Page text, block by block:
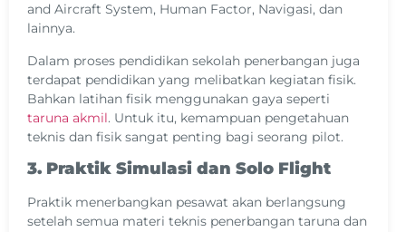
and Aircraft System, Human Factor, Navigasi, dan
lainnya.
Dalam proses pendidikan sekolah penerbangan juga
terdapat pendidikan yang melibatkan kegiatan fisik.
Bahkan latihan fisik menggunakan gaya seperti
taruna akmil. Untuk itu, kemampuan pengetahuan
teknis dan fisik sangat penting bagi seorang pilot.
3. Praktik Simulasi dan Solo Flight
Praktik menerbangkan pesawat akan berlangsung
setelah semua materi teknis penerbangan taruna dan